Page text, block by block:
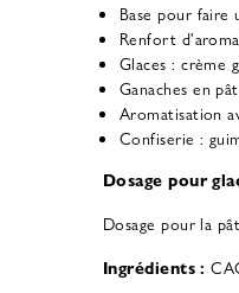
Base pour
Renfort
Glaces : crème
Ganaches en
Aromatisation
Confiserie :
Dosage pour
Dosage pour la
Ingrédients :